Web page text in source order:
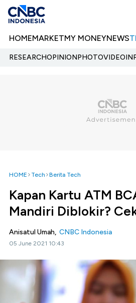
HOMEMARKETMY MONEYNEWS
RESEARCHOPINIONPHOTOVIDEO
HOME Tech Berita Tech
Kapan Kartu ATM
Mandiri Diblokir?
Anisatul Umah, CNBC Indonesia
05 June 2021 10:43